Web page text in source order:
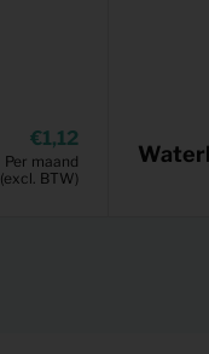
1,12
Per maand
(excl. BTW)